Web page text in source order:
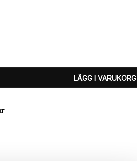
LÄGG I VARUKORG